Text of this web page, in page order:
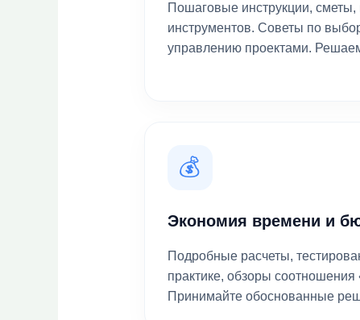
Пошаговые инструкции,
инструментов. Советы по
управлению проектами.
💰
Экономия времени и
Подробные расчеты,
практике, обзоры соотношения
Принимайте обоснованные